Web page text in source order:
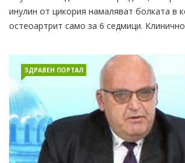
инулин от цикория намаляват болката в
остеоартрит само за 6 седмици.
ЗДРАВЕН ПОРТАЛ